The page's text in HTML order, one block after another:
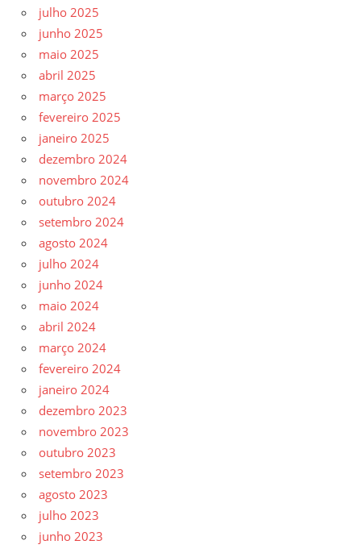
julho 2025
junho 2025
maio 2025
abril 2025
março 2025
fevereiro 2025
janeiro 2025
dezembro 2024
novembro 2024
outubro 2024
setembro 2024
agosto 2024
julho 2024
junho 2024
maio 2024
abril 2024
março 2024
fevereiro 2024
janeiro 2024
dezembro 2023
novembro 2023
outubro 2023
setembro 2023
agosto 2023
julho 2023
junho 2023